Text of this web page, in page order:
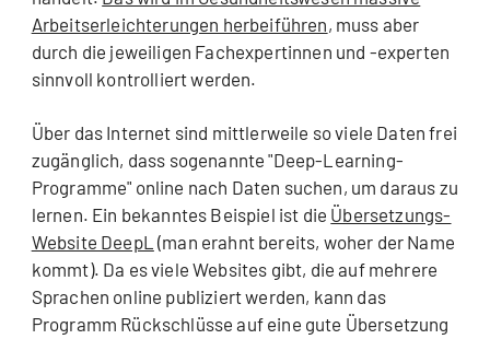
Arbeitserleichterungen herbeiführen, muss aber
durch die jeweiligen Fachexpertinnen und -experten
sinnvoll kontrolliert werden.
Über das Internet sind mittlerweile so viele Daten frei
zugänglich, dass sogenannte "Deep-Learning-
Programme" online nach Daten suchen, um daraus zu
lernen. Ein bekanntes Beispiel ist die Übersetzungs-
Website DeepL (man erahnt bereits, woher der Name
kommt). Da es viele Websites gibt, die auf mehrere
Sprachen online publiziert werden, kann das
Programm Rückschlüsse auf eine gute Übersetzung